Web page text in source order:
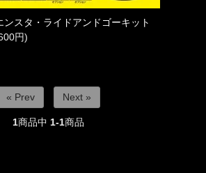
ンスタ・ライドアンドゴーキット
円)
« Prev Next »
1商品中 1-1商品